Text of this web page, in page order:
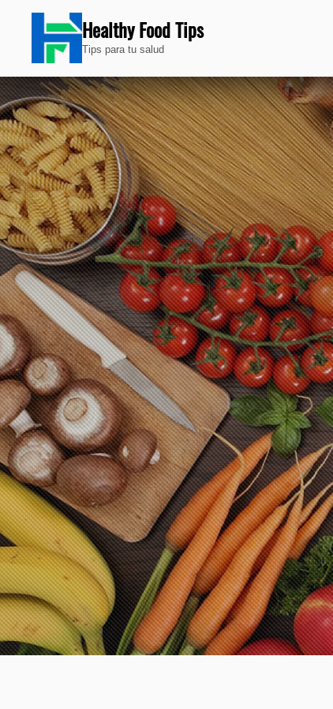
Healthy Food Tips
Tips para tu salud